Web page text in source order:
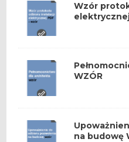
Wzór
WZÓR
na budowę